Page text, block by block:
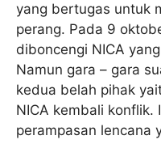
yang bertugas untuk
perang. Pada 9
diboncengi NICA
Namun gara – gara
kedua belah pihak
NICA kembali
perampasan lencana